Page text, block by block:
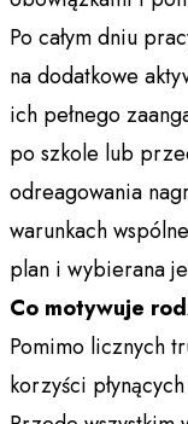
Po całym dniu
na dodatkowe
ich pełnego
po szkole lub
odreagowania
warunkach
plan i wybierana
Co motywuje
Pomimo licznych
korzyści